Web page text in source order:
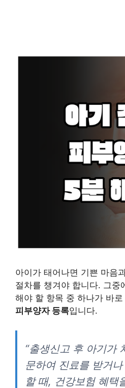
아이가 태어나면 기쁜 마음
절차를 챙겨야 합니다. 그중
해야 할 항목 중 하나가 바로
피부양자 등록입니다.
“출생신고 후 아기가
문하여 진료를 받거
할 때, 건강보험 혜택